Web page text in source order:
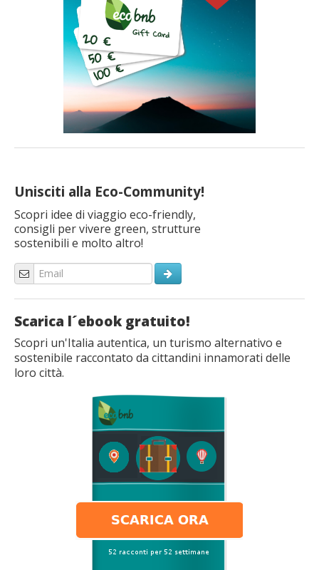
Unisciti alla Eco-Community!
Scopri idee di viaggio eco-friendly,
consigli per vivere green, strutture
sostenibili e molto altro!
Scarica l´ebook gratuito!
Scopri un'Italia autentica, un turismo alternativo e
sostenibile raccontato da cittandini innamorati delle
loro città.